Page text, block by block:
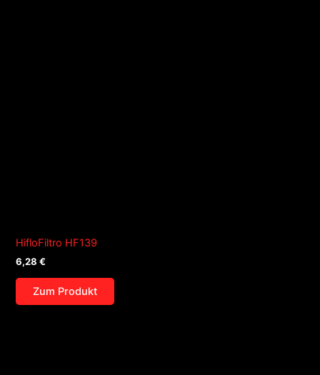
HifloFiltro HF139
6,28€
Zum Produkt